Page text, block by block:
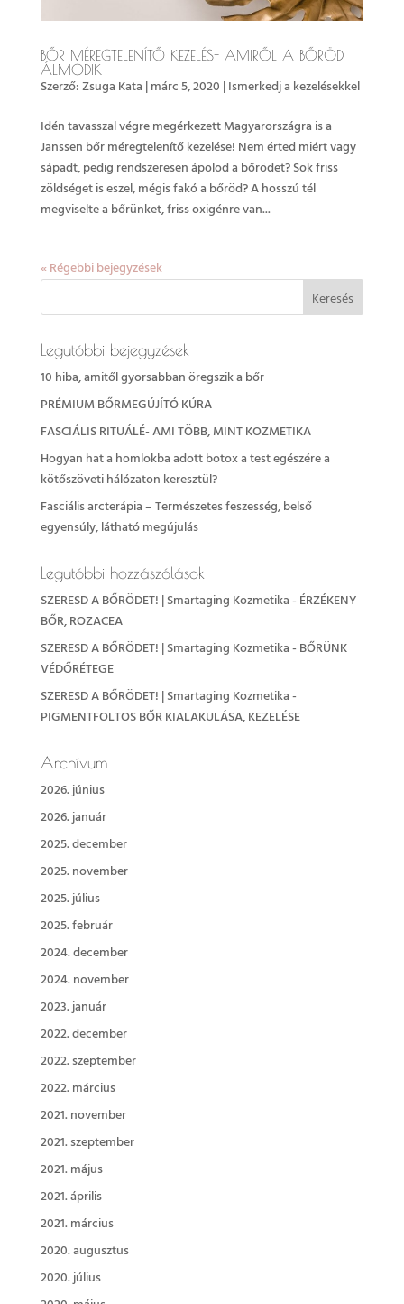
BŐR MÉREGTELENÍTŐ KEZELÉS- AMIRŐL A BŐRÖD
ÁLMODIK
Szerző:Zsuga Kata |márc 5, 2020 |Ismerkedj a kezelésekkel
Idén tavasszal végre megérkezett Magyarországra is a
Janssen bőr méregtelenítő kezelése! Nem érted miért vagy
sápadt, pedig rendszeresen ápolod a bőrödet? Sok friss
zöldséget is eszel, mégis fakó a bőröd? A hosszú tél
megviselte a bőrünket, friss oxigénre van...
« Régebbi bejegyzések
Legutóbbi bejegyzések
10 hiba, amitől gyorsabban öregszik a bőr
PRÉMIUM BŐRMEGÚJÍTÓ KÚRA
FASCIÁLIS RITUÁLÉ- AMI TÖBB, MINT KOZMETIKA
Hogyan hat a homlokba adott botox a test egészére a
kötőszöveti hálózaton keresztül?
Fasciális arcterápia – Természetes feszesség, belső
egyensúly, látható megújulás
Legutóbbi hozzászólások
SZERESD A BŐRÖDET! | Smartaging Kozmetika-ÉRZÉKENY
BŐR, ROZACEA
SZERESD A BŐRÖDET! | Smartaging Kozmetika-BŐRÜNK
VÉDŐRÉTEGE
SZERESD A BŐRÖDET! | Smartaging Kozmetika-
PIGMENTFOLTOS BŐR KIALAKULÁSA, KEZELÉSE
Archívum
2026. június
2026. január
2025. december
2025. november
2025. július
2025. február
2024. december
2024. november
2023. január
2022. december
2022. szeptember
2022. március
2021. november
2021. szeptember
2021. május
2021. április
2021. március
2020. augusztus
2020. július